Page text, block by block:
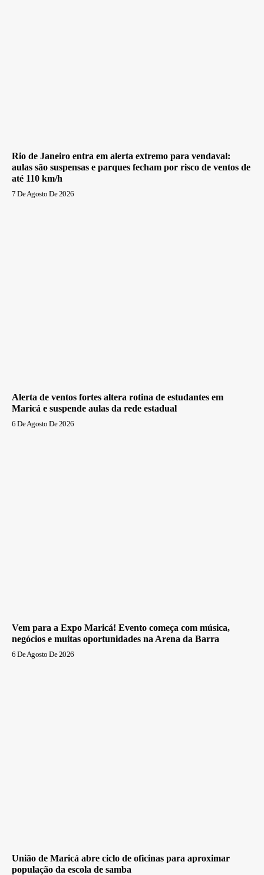
Rio de Janeiro entra em alerta extremo para vendaval:
aulas são suspensas e parques fecham por risco de ventos de
até 110 km/h
7 De Agosto De 2026
Alerta de ventos fortes altera rotina de estudantes em
Maricá e suspende aulas da rede estadual
6 De Agosto De 2026
Vem para a Expo Maricá! Evento começa com música,
negócios e muitas oportunidades na Arena da Barra
6 De Agosto De 2026
União de Maricá abre ciclo de oficinas para aproximar
população da escola de samba